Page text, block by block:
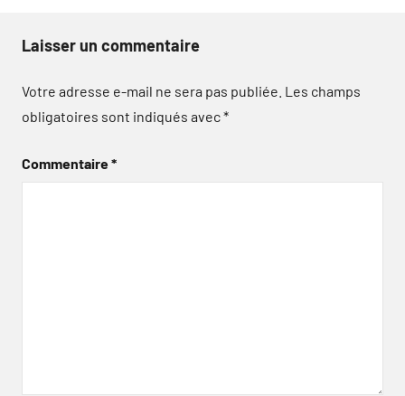
Laisser un commentaire
Votre adresse e-mail ne sera pas publiée. Les champs
obligatoires sont indiqués avec*
Commentaire*